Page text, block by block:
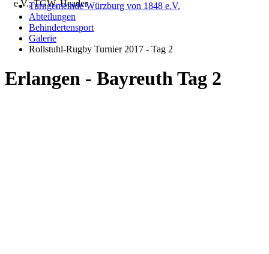
Turngemeinde Würzburg von 1848 e.V.
Abteilungen
Behindertensport
Galerie
Rollstuhl-Rugby Turnier 2017 - Tag 2
Erlangen - Bayreuth Tag 2